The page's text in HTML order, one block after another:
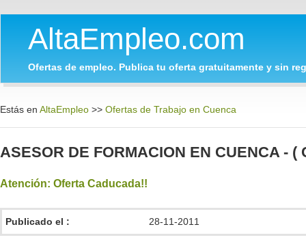
AltaEmpleo.com
Ofertas de empleo. Publica tu oferta gratuitamente y sin
Estás en AltaEmpleo >> Ofertas de Trabajo en Cuenca
ASESOR DE FORMACION EN CUENCA - (
Atención: Oferta Caducada!!
Publicado el : 28-11-2011